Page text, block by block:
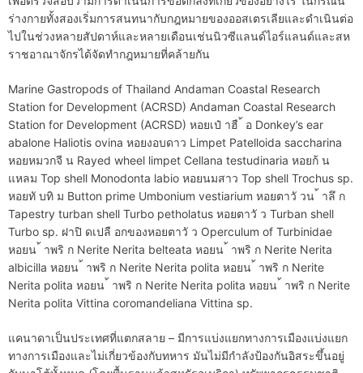
ร่างกายทั้งสองเริ่มการสนทนากับกฎหมายของออสเตรเลียและดำเนินต่อ
ไปในช่วงหลายสัปดาห์และหลายเดือนเช่นนิวซีแลนด์ไอร์แลนด์และสห
ราชอาณาจักรได้จัดทำกฎหมายที่คล้ายกัน
Marine Gastropods of Thailand Andaman Coastal Research
Station for Development (ACRSD) Andaman Coastal Research
Station for Development (ACRSD) หอยเป๋ าฮื ้ อ Donkey’s ear
abalone Haliotis ovina หอยงอบดาว Limpet Patelloida saccharina
หอยหมวกจี น Rayed wheel limpet Cellana testudinaria หอยก้ น
แหลม Top shell Monodonta labio หอยนมสาว Top shell Trochus sp.
หอยทั บทิ ม Button prime Umbonium vestiarium หอยตาวั วน ้ าลึ ก
Tapestry turban shell Turbo petholatus หอยตาวั ว Turban shell
Turbo sp. ฝาปิ ดเปลื อกของหอยตาวั ว Operculum of Turbinidae
หอยน ้ าพริ ก Nerite Nerita belteata หอยน ้ าพริ ก Nerite Nerita
albicilla หอยน ้ าพริ ก Nerite Nerita polita หอยน ้ าพริ ก Nerite
Nerita polita หอยน ้ าพริ ก Nerite Nerita polita หอยน ้ าพริ ก Nerite
Nerita polita Vittina coromandeliana Vittina sp.
แคนาดาเป็นประเทศที่แตกสลาย – มีการแบ่งแยกทางการเมืองแบ่งแยก
ทางการเมืองและไม่เกี่ยวข้องกับทหาร มันไม่มีกำลังป้องกันอิสระขึ้นอยู่